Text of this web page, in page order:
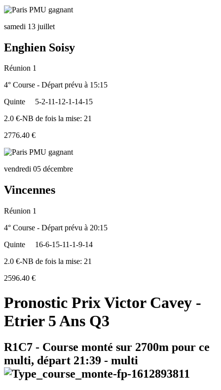
samedi 13 juillet
Enghien Soisy
Réunion 1
4° Course - Départ prévu à 15:15
Quinte
5-2-11-12-1-14-15
2.0 €-NB de fois la mise: 21
2776.40 €
vendredi 05 décembre
Vincennes
Réunion 1
4° Course - Départ prévu à 20:15
Quinte
16-6-15-11-1-9-14
2.0 €-NB de fois la mise: 21
2596.40 €
Pronostic Prix Victor Cavey -
Etrier 5 Ans Q3
R1C7 - Course monté sur 2700m pour ce
multi, départ 21:39 - multi